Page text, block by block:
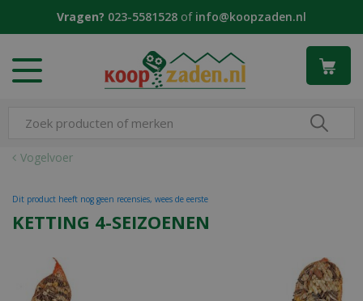
Vogelvoer
Vragen? 023-5581528 of info@koopzaden.nl
KETTING 4-SEIZOENEN
Dit product heeft nog geen recensies, wees de eerste